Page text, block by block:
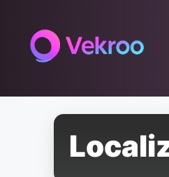
conteúdo